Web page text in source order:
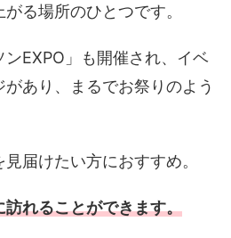
る場所のひとつです。
EXPO」も開催され、イベ
あり、まるでお祭りのよう
届けたい方におすすめ。
れることができます。